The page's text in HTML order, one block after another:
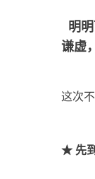
明
谦虚
这次
★ 先